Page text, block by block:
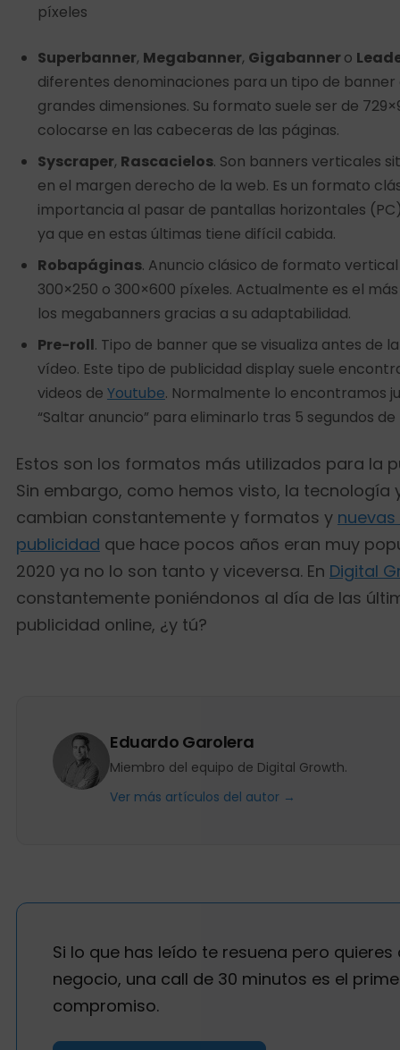
píxeles
Superbanner, Megabanner, Gigabannero
diferentes denominaciones para un tipo de
grandes dimensiones. Su formato suele ser de
colocarse en las cabeceras de las páginas.
Syscraper, Rascacielos. Son banners verticales
en el margen derecho de la web. Es un formato
importancia al pasar de pantallas horizontales
ya que en estas últimas tiene difícil cabida.
Robapáginas. Anuncio clásico de formato
300×250 o 300×600 píxeles. Actualmente es el
los megabanners gracias a su adaptabilidad.
Pre-roll. Tipo de banner que se visualiza antes de
vídeo. Este tipo de publicidad display suele
videos de Youtube. Normalmente lo encontramos
“Saltar anuncio” para eliminarlo tras 5 segundos
Estos son los formatos más utilizados para la
Sin embargo, como hemos visto, la tecnología
cambian constantemente y formatos y
publicidad que hace pocos años eran muy
2020 ya no lo son tanto y viceversa. En Digital
constantemente poniéndonos al día de las
publicidad online, ¿y tú?
Eduardo Garolera
Miembro del equipo de Digital Growth.
Ver más artículos del autor →
Si lo que has leído te resuena pero
negocio, una call de 30 minutos es el
compromiso.